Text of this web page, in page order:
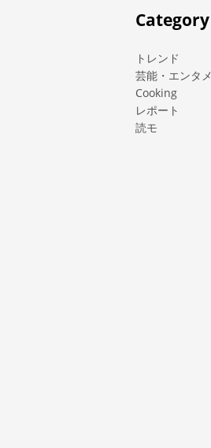
Category
トレンド
芸能・エンタメ
Cooking
レポート
読モ